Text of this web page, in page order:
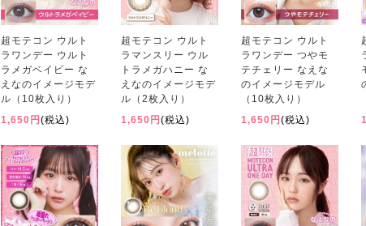
超モテコン ウルト
ラワンデー ウルト
ラメガベイビー な
えなのイメージモデ
ル（10枚入り）
1,650円 (税込)
超モテコン ウルト
ラマンスリー ウル
トラメガハニー な
えなのイメージモデ
ル（2枚入り）
1,650円 (税込)
超モテコン ウルト
ラワンデー つやモ
テチェリー なえな
のイメージモデル
（10枚入り）
1,650円 (税込)